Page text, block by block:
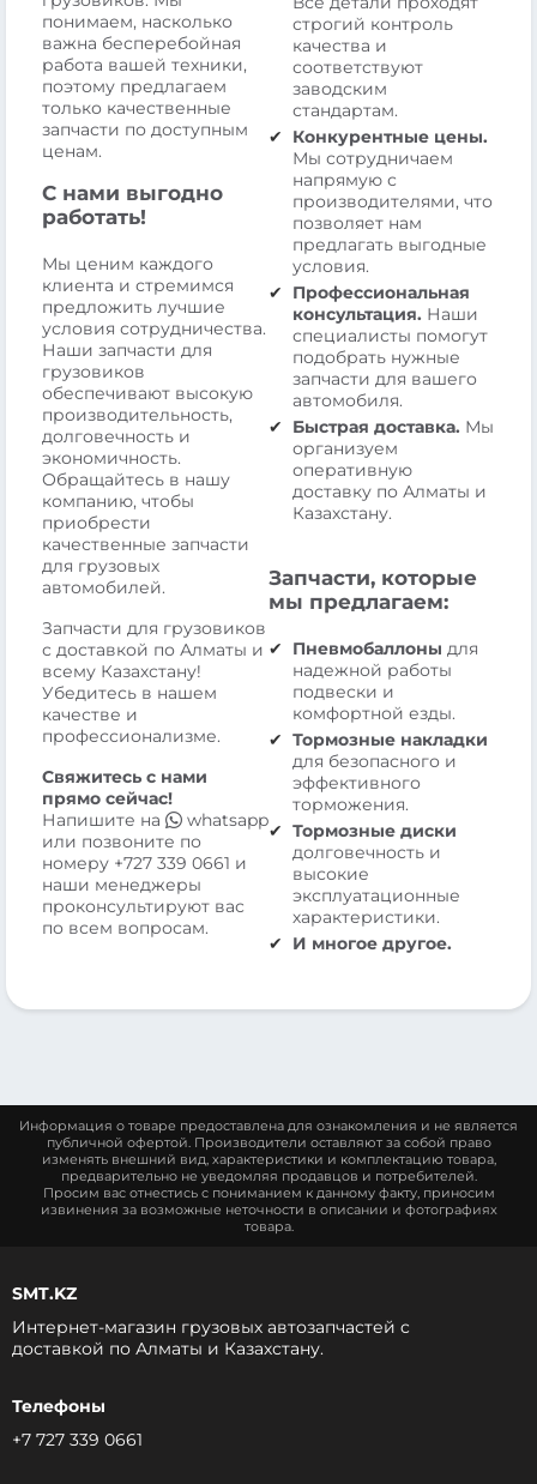
понимаем, насколько
важна бесперебойная
работа вашей техники,
поэтому предлагаем
только качественные
запчасти по доступным
ценам.
С нами выгодно
работать!
Мы ценим каждого
клиента и стремимся
предложить лучшие
условия сотрудничества.
Наши запчасти для
грузовиков
обеспечивают высокую
производительность,
долговечность и
экономичность.
Обращайтесь в нашу
компанию, чтобы
приобрести
качественные запчасти
для грузовых
автомобилей.
Запчасти для грузовиков
с доставкой по Алматы и
всему Казахстану!
Убедитесь в нашем
качестве и
профессионализме.
Свяжитесь с нами
прямо сейчас!
Напишите на
whatsapp
или позвоните по
номеру +727 339 0661 и
наши менеджеры
проконсультируют вас
по всем вопросам.
строгий контроль
качества и
соответствуют
заводским
стандартам.
Конкурентные цены.
Мы сотрудничаем
напрямую с
производителями, что
позволяет нам
предлагать выгодные
условия.
Профессиональная
консультация. Наши
специалисты помогут
подобрать нужные
запчасти для вашего
автомобиля.
Быстрая доставка. Мы
организуем
оперативную
доставку по Алматы и
Казахстану.
Запчасти, которые
мы предлагаем:
Пневмобаллоны для
надежной работы
подвески и
комфортной езды.
Тормозные накладки
для безопасного и
эффективного
торможения.
Тормозные диски
долговечность и
высокие
эксплуатационные
характеристики.
И многое другое.
Информация о товаре предоставлена для ознакомления и не является
публичной офертой. Производители оставляют за собой право
изменять внешний вид, характеристики и комплектацию товара,
предварительно не уведомляя продавцов и потребителей.
Просим вас отнестись с пониманием к данному факту, приносим
извинения за возможные неточности в описании и фотографиях
товара.
SMT.KZ
Интернет-магазин грузовых автозапчастей c
доставкой по Алматы и Казахстану.
Телефоны
+7 727 339 0661